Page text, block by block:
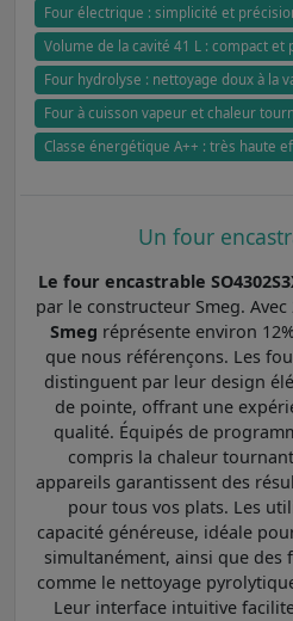
Four électrique : simplicité et
Volume de la cavité 41 L : compact et
Four hydrolyse : nettoyage doux à la
Four à cuisson vapeur et chaleur
Classe énergétique A++ : très haute
Un four
Le four encastrable
par le constructeur Smeg. Avec
Smeg réprésente environ
que nous référençons. Les
distinguent par leur design
de pointe, offrant une
qualité. Équipés de
compris la chaleur
appareils garantissent des
pour tous vos plats. Les
capacité généreuse, idéale
simultanément, ainsi que
comme le nettoyage
Leur interface intuitive